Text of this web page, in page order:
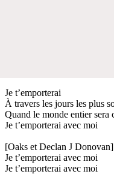
Je t’emporterai
À travers les jours les plus
Quand le monde entier sera
Je t’emporterai avec moi
[Oaks et Declan J Donovan]
Je t’emporterai avec moi
Je t’emporterai avec moi